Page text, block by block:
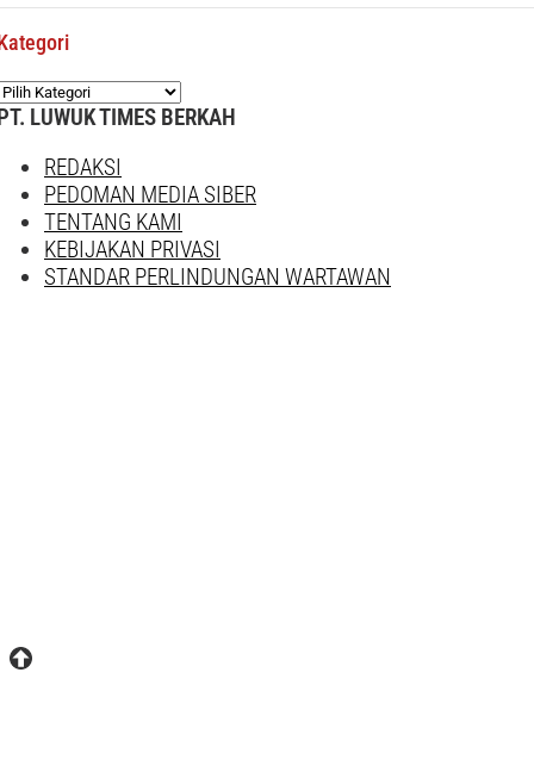
LUWUK TIMES BERKAH
REDAKSI
PEDOMAN MEDIA SIBER
TENTANG KAMI
KEBIJAKAN PRIVASI
STANDAR PERLINDUNGAN WARTAWAN